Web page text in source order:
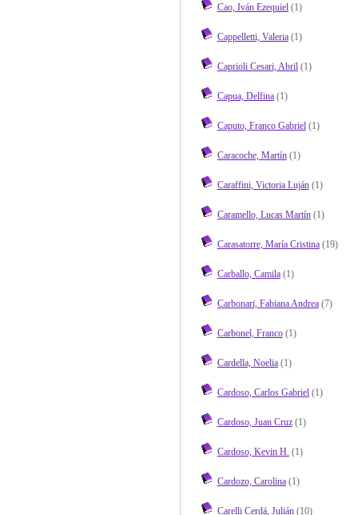
Cao, Iván Ezequiel(1)
Cappelletti, Valeria(1)
Caprioli Cesari, Abril(1)
Capua, Delfina(1)
Caputo, Franco Gabriel(1)
Caracoche, Martín(1)
Caraffini, Victoria Luján(1)
Caramello, Lucas Martín(1)
Carasatorre, María Cristina(19)
Carballo, Camila(1)
Carbonari, Fabiana Andrea(7)
Carbonel, Franco(1)
Cardella, Noelia(1)
Cardoso, Carlos Gabriel(1)
Cardoso, Juan Cruz(1)
Cardoso, Kevin H. (1)
Cardozo, Carolina(1)
Carelli Cerdá, Julián(10)